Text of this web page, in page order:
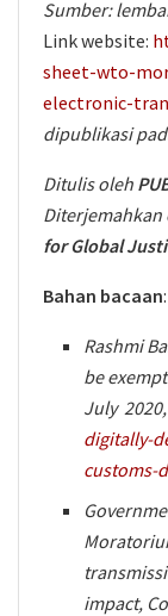
Sumber:
Link website:
sheet-wto-
electronic-
dipublikasi
Ditulis oleh
Diterjemahkan
for Global
Bahan bacaan:
Rashmi
be
July 2020,
digitally-
customs-
impact,